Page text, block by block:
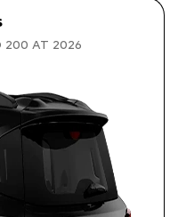
200 AT 2026